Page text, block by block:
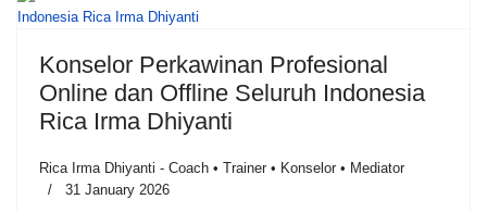
Konselor Perkawinan Profesional
Online dan Offline Seluruh Indonesia
Rica Irma Dhiyanti
Rica Irma Dhiyanti - Coach • Trainer • Konselor • Mediator
31 January 2026